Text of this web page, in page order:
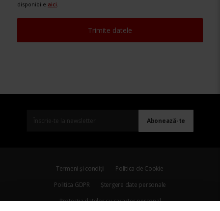
disponibile aici.
Termeni și condiții
Politica de Cookie
Politica GDPR
Ștergere date personale
Protecția datelor cu caracter personal